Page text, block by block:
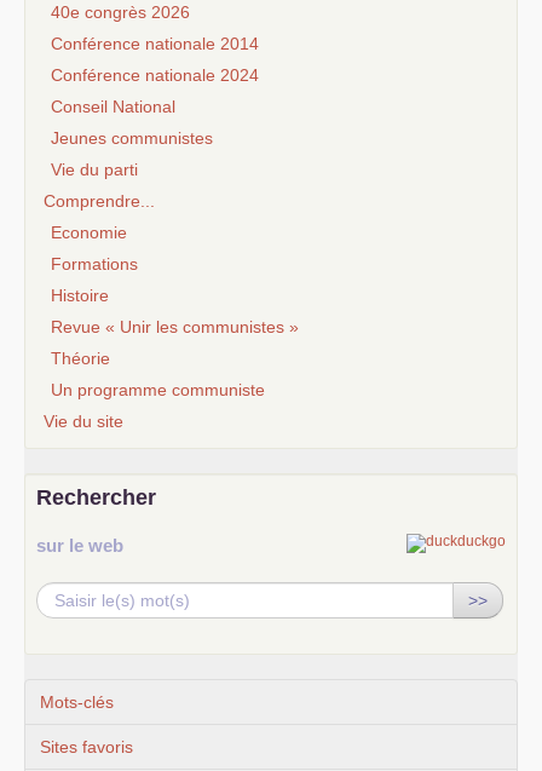
40e congrès 2026
Conférence nationale 2014
Conférence nationale 2024
Conseil National
Jeunes communistes
Vie du parti
Comprendre...
Economie
Formations
Histoire
Revue « Unir les communistes »
Théorie
Un programme communiste
Vie du site
Rechercher
sur le web
>>
Mots-clés
Sites favoris